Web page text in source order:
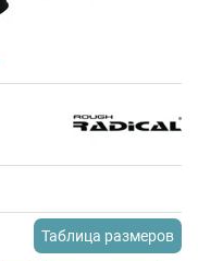
Таблица размеров